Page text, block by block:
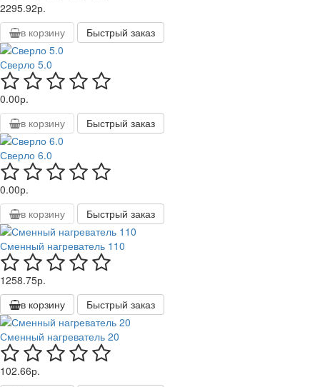
2295.92р.
в корзину
Быстрый заказ
Сверло 5.0
0.00р.
в корзину
Быстрый заказ
Сверло 6.0
0.00р.
в корзину
Быстрый заказ
Сменный нагреватель 110
1258.75р.
в корзину
Быстрый заказ
Сменный нагреватель 20
102.66р.